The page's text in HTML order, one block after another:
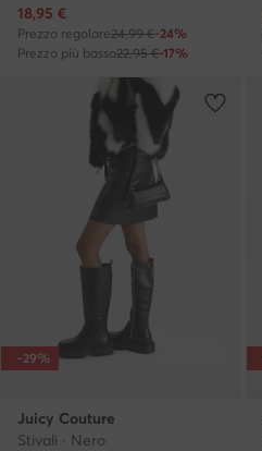
Prezzo attuale
18,95 €
Prezzo regolare24,99 €-24%
Prezzo più basso22,95 €-17%
-29%
Juicy Couture
Stivali · Nero